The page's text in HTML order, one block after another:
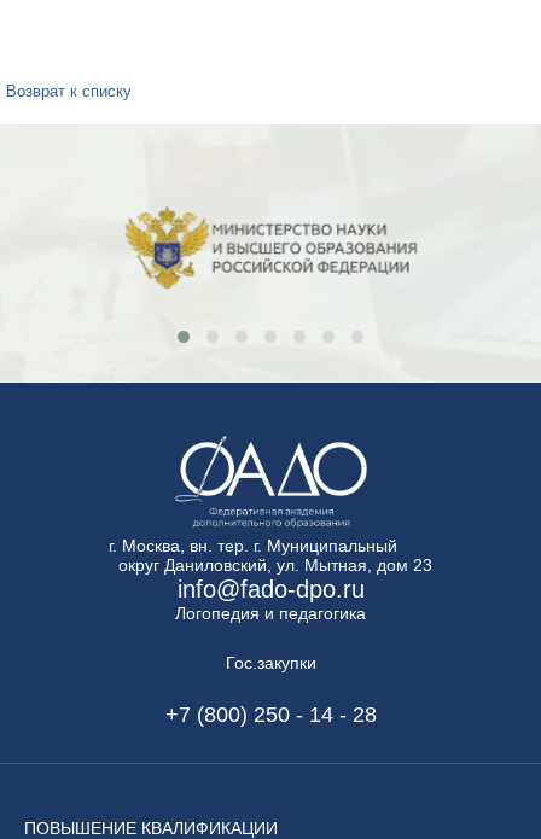
Возврат к списку
г. Москва, вн. тер. г. Муниципальный
округ Даниловский, ул. Мытная, дом 23
info@fado-dpo.ru
Логопедия и педагогика
Гос.закупки
+7 (800) 250 - 14 - 28
ПОВЫШЕНИЕ КВАЛИФИКАЦИИ